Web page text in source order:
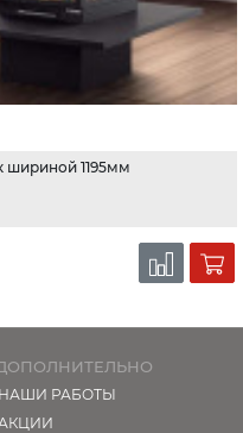
шириной 1195мм
НАШИ РАБОТЫ